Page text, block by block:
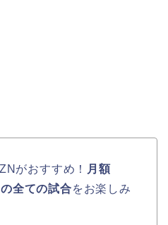
がおすすめ！
月額
全ての試合をお楽しみ